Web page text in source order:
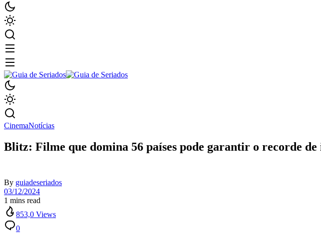
CinemaNotícias
Blitz: Filme que domina 56 países pode garantir o recorde de
By guiadeseriados
03/12/2024
1 mins read
853,0 Views
0